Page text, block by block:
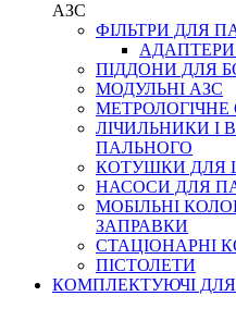
АЗС
ФІЛЬТРИ ДЛЯ
АДАПТЕРИ
ПІДДОНИ ДЛЯ
МОДУЛЬНІ АЗС
ЛІЧИЛЬНИКИ І
ПАЛЬНОГО
КОТУШКИ ДЛЯ
НАСОСИ ДЛЯ
МОБІЛЬНІ
ЗАПРАВКИ
СТАЦІОНАРНІ
ПІСТОЛЕТИ
КОМПЛЕКТУЮЧІ